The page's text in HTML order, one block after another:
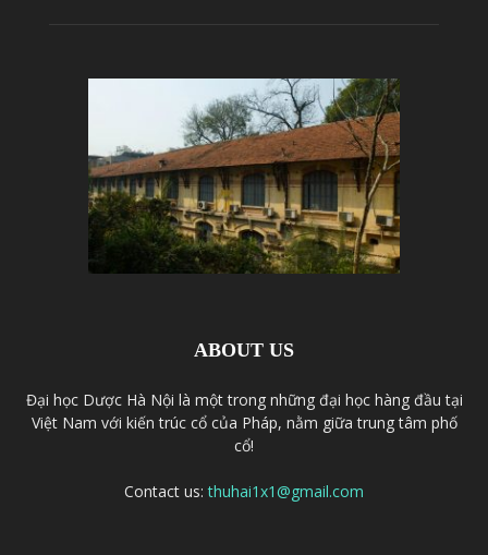
ABOUT US
Đại học Dược Hà Nội là một trong những đại học hàng đầu tại
Việt Nam với kiến trúc cổ của Pháp, nằm giữa trung tâm phố
cổ!
Contact us:thuhai1x1@gmail.com